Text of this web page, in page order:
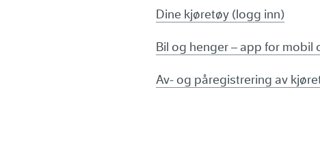
Dine kjøretøy (logg inn)
Bil og henger – app for mobil
Av- og påregistrering av